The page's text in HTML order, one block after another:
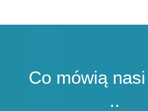
Co mówią
..